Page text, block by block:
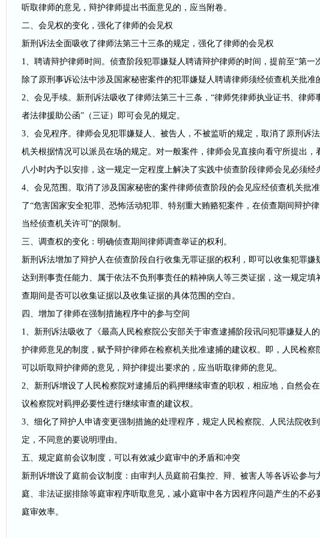
听取律师的意见，辩护律师提出书面意见的，应当附卷。
二、会见权的变化，强化了律师的会见权
新刑诉法全面吸收了律师法第三十三条的规定，强化了律师的会见权
1、聘请辩护律师时间。侦查阶段犯罪嫌疑人聘请辩护律师的时间，提前至“第一
除了原刑事诉讼法中涉及国家秘密案件的犯罪嫌疑人聘请律师须经侦查机关批准
2、会见手续。新刑诉法吸收了律师法第三十三条，“律师凭律师执业证书、律师
者法律援助公函”（三证）即可会见的规定。
3、会见程序。律师会见犯罪嫌疑人、被告人，不被监听的规定，取消了原刑诉
机关根据情况可以派员在场的规定。对一般案件，律师会见直接向看守所提出，
八小时内予以安排，这一规定一定程度上解决了实践中侦查阶段律师会见必须经
4、会见范围。取消了涉及国家秘密的案件律师侦查阶段的会见应经侦查机关批
了“危害国家安全犯罪、恐怖活动犯罪、特别重大贿赂犯案件，在侦查期间辩护
当经侦查机关许可”的限制。
三、调查权的变化：明确侦查期间律师调查举证的权利。
新刑诉法增加了辩护人在侦查阶段自行收集无罪证据的权利，即可以收集犯罪嫌
达到刑事责任能力、属于依法不负刑事责任的精神病人等三类证据，这一规定填
查期间是否可以收集证据以及收集证据的具体范围的空白。
四、增加了律师在强制措施程序中的参与空间
1、新刑诉法吸收了《最高人民检察院公安部关于审查逮捕阶段讯问犯罪嫌疑人
护律师意见的制度，赋予辩护律师在检察机关批准逮捕的建议权。即，人民检察
可以听取辩护律师的意见，辩护律提出要求的，应当听取律师的意见。
2、新刑诉增设了人民检察院对逮捕后的羁押继续审查的职权，相应地，自然会
议检察院对羁押必要性进行继续审查的建议权。
3、细化了辩护人申请变更强制措施的处理程序，规定人民检察院、人民法院收
定，不同意的要说明理由。
五、规定庭前会议制度，可以有效减少庭审中的矛盾和冲突
新刑诉增设了庭前会议制度：由审判人员庭前召集控、辩、被害人等各诉讼参与
庭、非法证据排除等庭审程序听取意见，减小庭审中各方因程序问题产生的不必
庭审效率。